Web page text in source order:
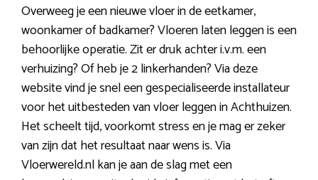
Overweeg je een nieuwe vloer in de eetkamer,
woonkamer of badkamer? Vloeren laten leggen is een
behoorlijke operatie. Zit er druk achter i.v.m. een
verhuizing? Of heb je 2 linkerhanden? Via deze
website vind je snel een gespecialiseerde installateur
voor het uitbesteden van vloer leggen in Achthuizen.
Het scheelt tijd, voorkomt stress en je mag er zeker
van zijn dat het resultaat naar wens is. Via
Vloerwereld.nl kan je aan de slag met een